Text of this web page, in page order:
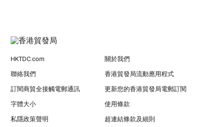
HKTDC.com 關於我們
聯絡我們 香港貿發局流動應用程式
訂閱商貿全接觸電郵通訊 更新您的香港貿發局電郵訂閱
字體大小 使用條款
私隱政策聲明 超連結條款及細則